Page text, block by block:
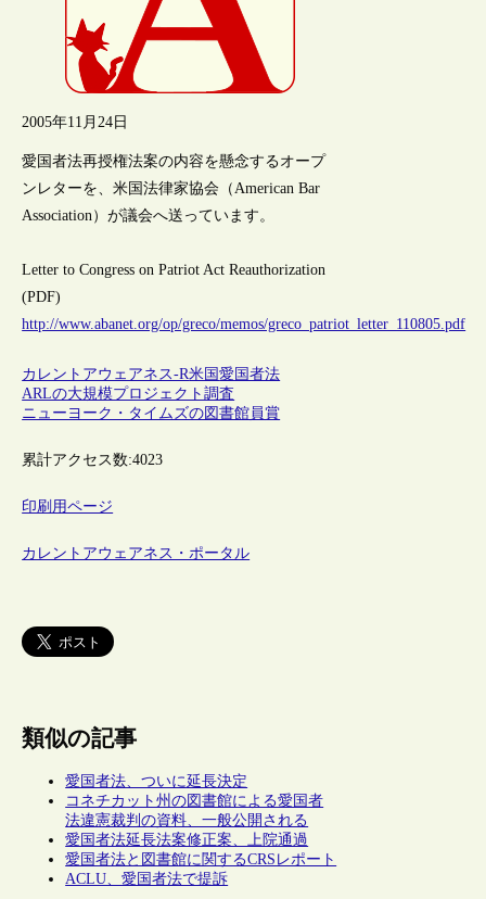
2005年11月24日
愛国者法再授権法案の内容を懸念するオープ
ンレターを、米国法律家協会（American Bar
Association）が議会へ送っています。
Letter to Congress on Patriot Act Reauthorization
(PDF)
http://www.abanet.org/op/greco/memos/greco_patriot_letter_110805.pdf
カレントアウェアネス-R米国愛国者法
ARLの大規模プロジェクト調査
ニューヨーク・タイムズの図書館員賞
累計アクセス数:4023
印刷用ページ
カレントアウェアネス・ポータル
類似の記事
愛国者法、ついに延長決定
コネチカット州の図書館による愛国者
法違憲裁判の資料、一般公開される
愛国者法延長法案修正案、上院通過
愛国者法と図書館に関するCRSレポート
ACLU、愛国者法で提訴